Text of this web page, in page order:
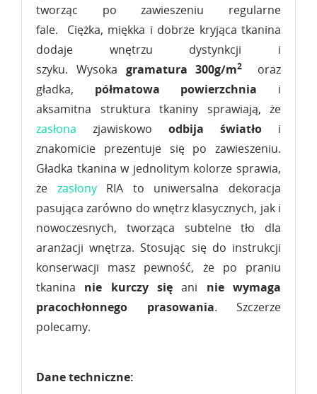
tworząc po zawieszeniu regularne
fale. Ciężka, miękka i dobrze kryjąca tkanina
dodaje wnętrzu dystynkcji i
szyku. Wysoka gramatura 300g/m2
oraz
gładka, półmatowa powierzchnia i
aksamitna struktura tkaniny sprawiają, że
zasłona zjawiskowo odbija światło i
znakomicie prezentuje się po zawieszeniu.
Gładka tkanina w jednolitym kolorze sprawia,
że zasłonyRIA to uniwersalna dekoracja
pasująca zarówno do wnętrz klasycznych, jak i
nowoczesnych, tworząca subtelne tło dla
aranżacji wnętrza. Stosując się do instrukcji
konserwacji masz pewność, że po praniu
tkanina nie kurczy się ani nie wymaga
pracochłonnego prasowania. Szczerze
polecamy.
Dane techniczne: